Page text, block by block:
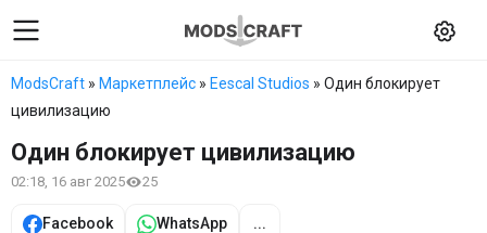
ModsCraft » Маркетплейс » Eescal Studios » Один блокирует
цивилизацию
Один блокирует цивилизацию
02:18, 16 авг 2025 25
Facebook WhatsApp ...